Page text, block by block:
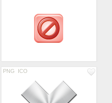
PNG ICO